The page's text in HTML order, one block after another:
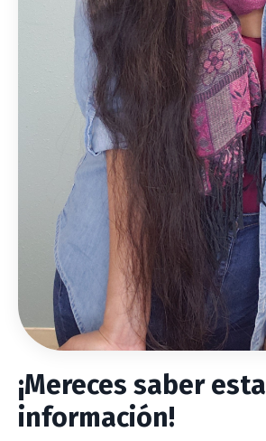
¡Mereces saber esta
información!